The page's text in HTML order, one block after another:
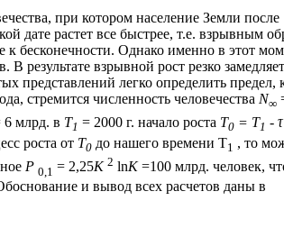
при котором население Земли после
дате растет все быстрее, т.е. взрывным
бесконечности. Однако именно в этот
взрывной рост резко
представлений легко определить предел,
стремится численность человечества N∞
6 млрд. в Т1 = 2000 г. начало роста Т0 = Т1 - τ
роста от Т0 до нашего времени T1 , то
P 0,1 = 2,25К 2 lnK=100 млрд. человек,
и вывод всех расчетов даны в